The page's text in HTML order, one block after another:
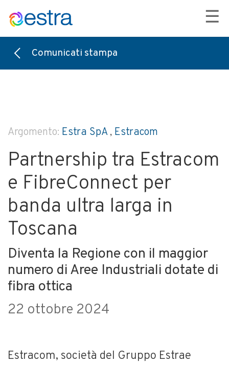
☰
Comunicati stampa
Argomento: Estra SpA, Estracom
Partnership tra Estracom
e FibreConnect per
banda ultra larga in
Toscana
Diventa la Regione con il maggior
numero di Aree Industriali dotate di
fibra ottica
22 ottobre 2024
Estracom, società del Gruppo Estrae